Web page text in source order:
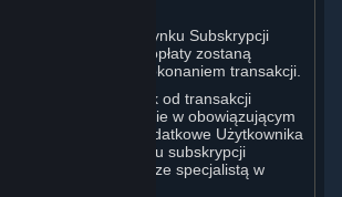
dokonywanych na Rynku Subskrypcji
opłaty. Wszelkie opłaty zostaną
przed dokonaniem transakcji.
/ GST / inny podatek od transakcji
Subskrypcji zgodnie w obowiązującym
zobowiązania podatkowe Użytkownika
na dowolnym Rynku subskrypcji
skonsultować się ze specjalistą w